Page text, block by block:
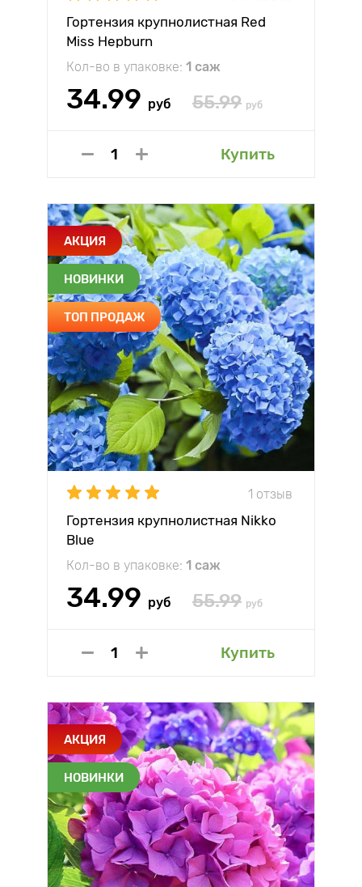
Гортензия крупнолистная Red
Miss Hepburn
Кол-во в упаковке: 1 саж
34.99 руб 55.99 руб
Купить
АКЦИЯ
НОВИНКИ
ТОП ПРОДАЖ
1 отзыв
Гортензия крупнолистная Nikko
Blue
Кол-во в упаковке: 1 саж
34.99 руб 55.99 руб
Купить
АКЦИЯ
НОВИНКИ